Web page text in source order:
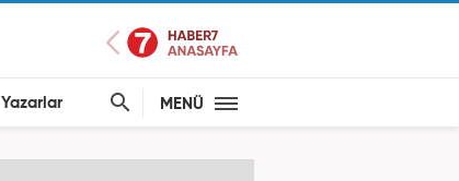
Yazarlar MENÜ